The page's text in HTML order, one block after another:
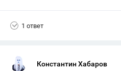
1 ответ
Константин Хабаров